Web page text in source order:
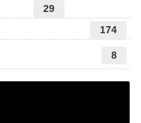
29
174
8